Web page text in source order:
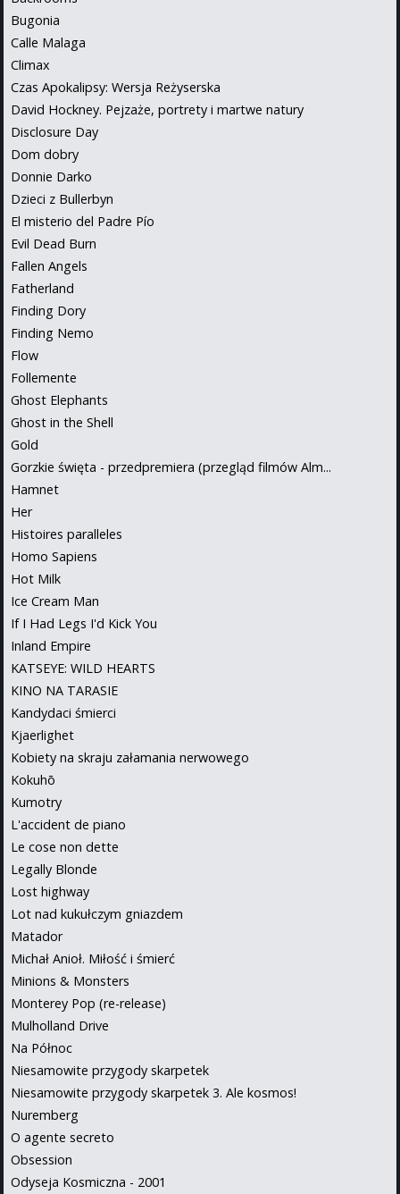
Bugonia
Calle Malaga
Climax
Czas Apokalipsy: Wersja Reżyserska
David Hockney. Pejzaże, portrety i martwe natury
Disclosure Day
Dom dobry
Donnie Darko
Dzieci z Bullerbyn
El misterio del Padre Pío
Evil Dead Burn
Fallen Angels
Fatherland
Finding Dory
Finding Nemo
Flow
Follemente
Ghost Elephants
Ghost in the Shell
Gold
Gorzkie święta - przedpremiera (przegląd filmów Alm...
Hamnet
Her
Histoires paralleles
Homo Sapiens
Hot Milk
Ice Cream Man
If I Had Legs I'd Kick You
Inland Empire
KATSEYE: WILD HEARTS
KINO NA TARASIE
Kandydaci śmierci
Kjaerlighet
Kobiety na skraju załamania nerwowego
Kokuhō
Kumotry
L'accident de piano
Le cose non dette
Legally Blonde
Lost highway
Lot nad kukułczym gniazdem
Matador
Michał Anioł. Miłość i śmierć
Minions & Monsters
Monterey Pop (re-release)
Mulholland Drive
Na Północ
Niesamowite przygody skarpetek
Niesamowite przygody skarpetek 3. Ale kosmos!
Nuremberg
O agente secreto
Obsession
Odyseja Kosmiczna - 2001